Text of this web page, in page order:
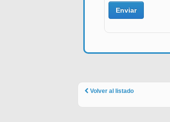
Volver al listado